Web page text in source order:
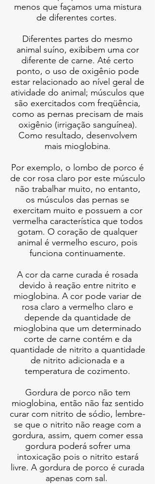
menos que façamos uma mistura
de diferentes cortes.
Diferentes partes do mesmo
animal suíno, exibibem uma cor
diferente de carne. Até certo
ponto, o uso de oxigênio pode
estar relacionado ao nível geral de
atividade do animal; músculos que
são exercitados com freqüência,
como as pernas precisam de mais
oxigênio (irrigação sanguínea).
Como resultado, desenvolvem
mais mioglobina.
Por exemplo, o lombo de porco é
de cor rosa claro por este músculo
não trabalhar muito, no entanto,
os músculos das pernas se
exercitam muito e possuem a cor
vermelha característica que todos
gotam. O coração de qualquer
animal é vermelho escuro, pois
funciona continuamente.
A cor da carne curada é rosada
devido à reação entre nitrito e
mioglobina. A cor pode variar de
rosa claro a vermelho claro e
depende da quantidade de
mioglobina que um determinado
corte de carne contém e da
quantidade de nitrito a quantidade
de nitrito adicionada e a
temperatura de cozimento.
Gordura de porco não tem
mioglobina, então não faz sentido
curar com nitrito de sódio, lembre-
se que o nitrito não reage com a
gordura, assim, quem comer essa
gordura poderá sofrer uma
intoxicação pois o nitrito estará
livre. A gordura de porco é curada
apenas com sal.